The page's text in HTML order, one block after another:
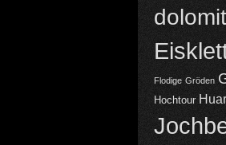
Flodige Gröden
Hochtour